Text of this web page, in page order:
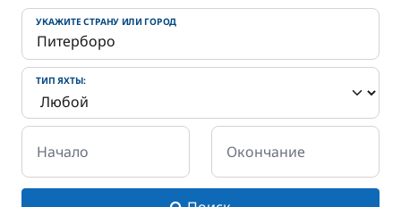
УКАЖИТЕ СТРАНУ ИЛИ ГОРОД
ТИП ЯХТЫ:
Начало Окончание